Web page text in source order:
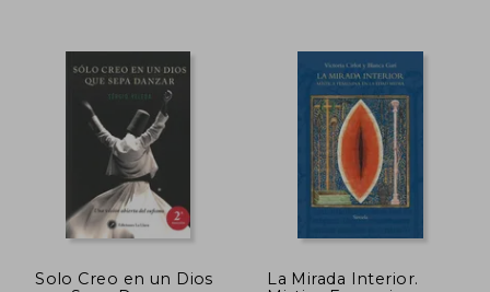
55% S/ 182,34 55%
Solo Creo en un Dios
La Mirada Interior.